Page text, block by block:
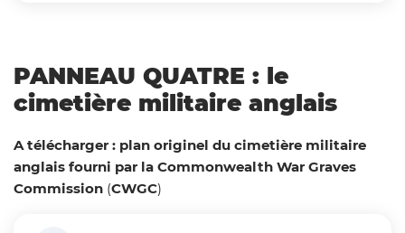
PANNEAU QUATRE : le
cimetière militaire anglais
A télécharger : plan originel du cimetière militaire
anglais fourni par la Commonwealth War Graves
Commission (CWGC)